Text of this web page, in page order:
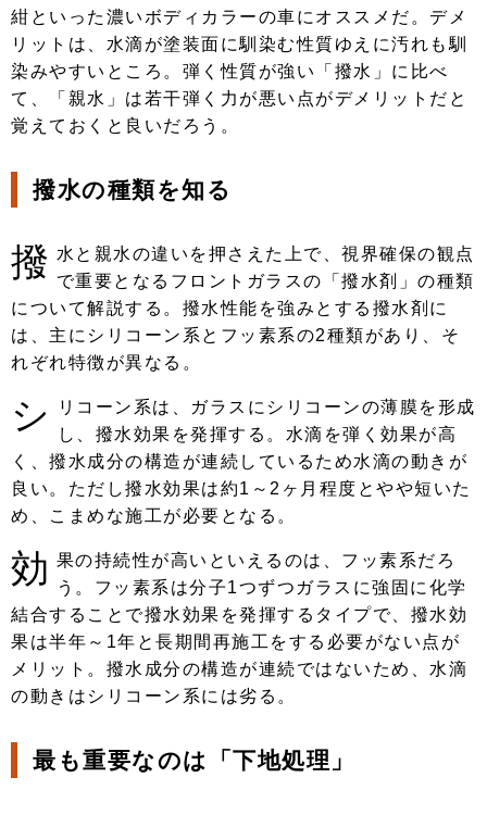
紺といった濃いボディカラーの車にオススメだ。デメ
リットは、水滴が塗装面に馴染む性質ゆえに汚れも馴
染みやすいところ。弾く性質が強い「撥水」に比べ
て、「親水」は若干弾く力が悪い点がデメリットだと
覚えておくと良いだろう。
撥水の種類を知る
撥 水と親水の違いを押さえた上で、視界確保の観点
で重要となるフロントガラスの「撥水剤」の種類
について解説する。撥水性能を強みとする撥水剤に
は、主にシリコーン系とフッ素系の2種類があり、そ
れぞれ特徴が異なる。
シ
リコーン系は、ガラスにシリコーンの薄膜を形成
し、撥水効果を発揮する。水滴を弾く効果が高
く、撥水成分の構造が連続しているため水滴の動きが
良い。ただし撥水効果は約1～2ヶ月程度とやや短いた
め、こまめな施工が必要となる。
効 果の持続性が高いといえるのは、フッ素系だろ
う。フッ素系は分子1つずつガラスに強固に化学
結合することで撥水効果を発揮するタイプで、撥水効
果は半年～1年と長期間再施工をする必要がない点が
メリット。撥水成分の構造が連続ではないため、水滴
の動きはシリコーン系には劣る。
最も重要なのは「下地処理」